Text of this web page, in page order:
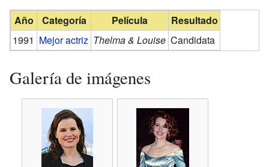
Año Categoría Película
Resultado
1991 Mejor actriz Thelma & Louise Candidata
Galería de imágenes